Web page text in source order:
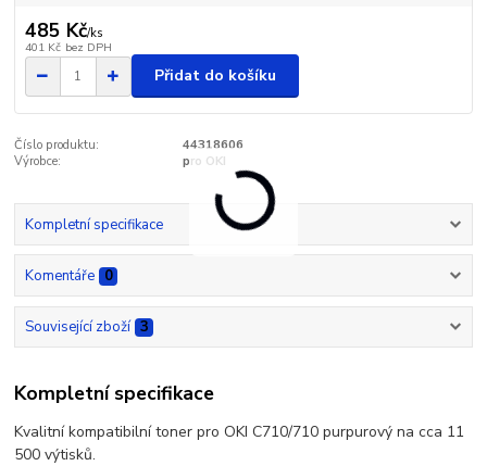
485 Kč/ks
401 Kč bez DPH
Přidat do košíku
Číslo produktu:
44318606
Výrobce:
pro OKI
Kompletní specifikace
Komentáře 0
Související zboží 3
Kompletní specifikace
Kvalitní kompatibilní toner pro OKI C710/710 purpurový na cca 11
500 výtisků.